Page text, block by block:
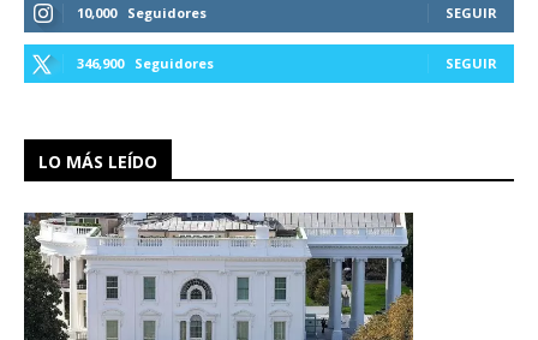
10,000 Seguidores SEGUIR
346,900 Seguidores SEGUIR
LO MÁS LEÍDO